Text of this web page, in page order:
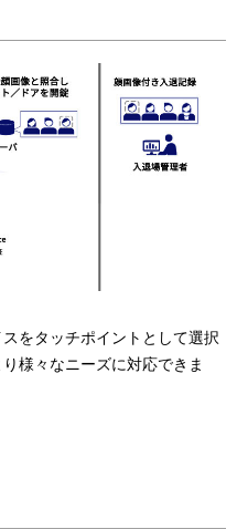
をタッチポイントとして選択
様々なニーズに対応できま